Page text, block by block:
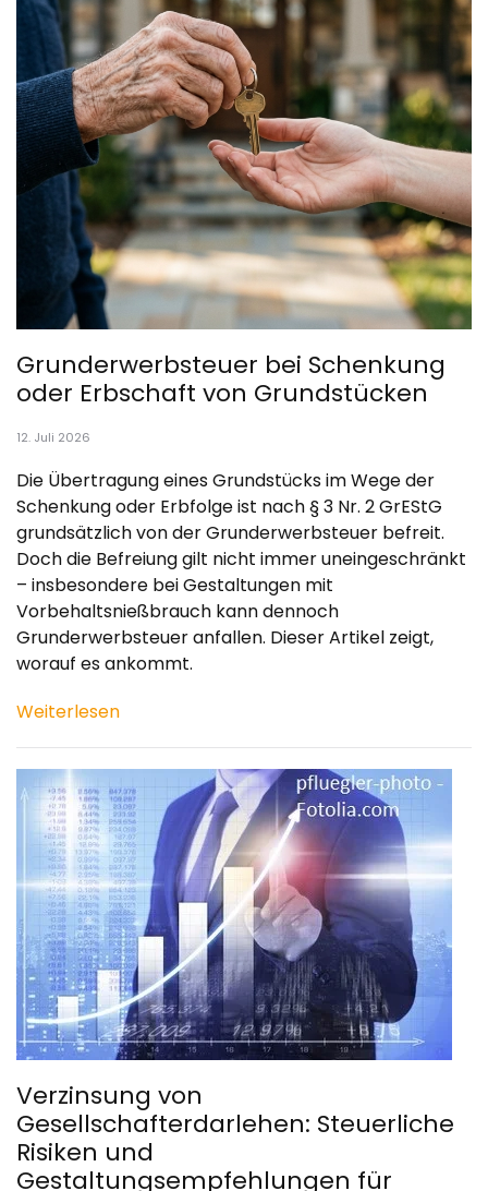
Grunderwerbsteuer bei Schenkung
oder Erbschaft von Grundstücken
12. Juli 2026
Die Übertragung eines Grundstücks im Wege der
Schenkung oder Erbfolge ist nach § 3 Nr. 2 GrEStG
grundsätzlich von der Grunderwerbsteuer befreit.
Doch die Befreiung gilt nicht immer uneingeschränkt
– insbesondere bei Gestaltungen mit
Vorbehaltsnießbrauch kann dennoch
Grunderwerbsteuer anfallen. Dieser Artikel zeigt,
worauf es ankommt.
Weiterlesen
Verzinsung von
Gesellschafterdarlehen: Steuerliche
Risiken und
Gestaltungsempfehlungen für